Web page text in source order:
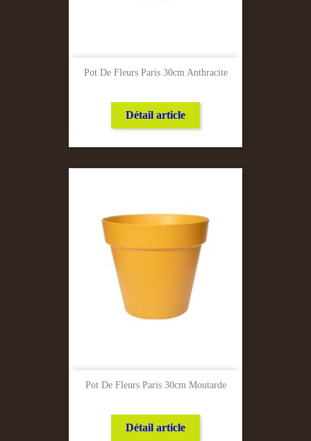
Pot De Fleurs Paris 30cm Anthracite
Détail article
Pot De Fleurs Paris 30cm Moutarde
Détail article